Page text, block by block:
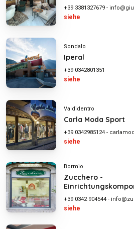
+39 3381327679 -
siehe
Sondalo
Iperal
+39 0342801351
siehe
Valdidentro
Carla Moda Sport
+39 0342985124 -
siehe
Bormio
Zucchero -
+39 0342 904544 -
siehe